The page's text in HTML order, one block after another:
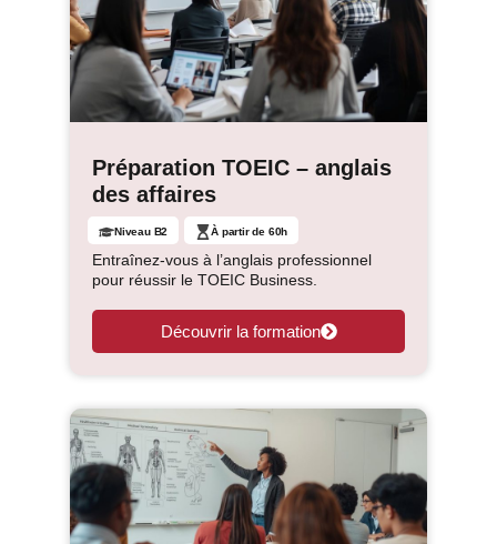
Préparation TOEIC – anglais
des affaires
Niveau B2 À partir de 60h
Entraînez-vous à l’anglais professionnel
pour réussir le TOEIC Business.
Découvrir la formation